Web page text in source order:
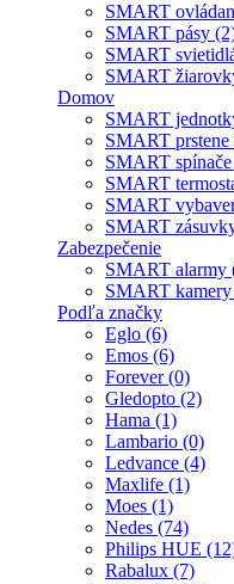
SMART
SMART pásy
SMART
SMART
Domov
SMART
SMART prstene
SMART
SMART
SMART
SMART
Zabezpečenie
SMART alarmy
SMART
Podľa značky
Eglo (6)
Emos (6)
Forever (0)
Gledopto (2)
Hama (1)
Lambario (0)
Ledvance (4)
Maxlife (1)
Moes (1)
Nedes (74)
Philips HUE
Rabalux (7)